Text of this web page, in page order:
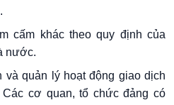
cấm khác theo quy định của
nước.
và quản lý hoạt động giao dịch
cơ quan, tổ chức đảng có